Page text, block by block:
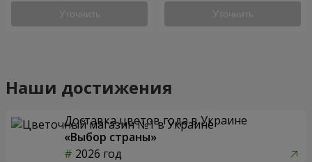
Уточнить Уточнить
Наши достижения
Доставка цветов года в Украине
«Выбор страны»
2026 год